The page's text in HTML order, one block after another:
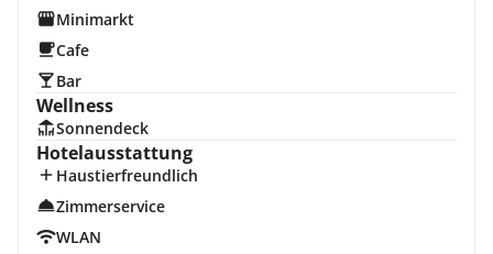
Minimarkt
Cafe
Bar
Wellness
Sonnendeck
Hotelausstattung
Haustierfreundlich
Zimmerservice
WLAN